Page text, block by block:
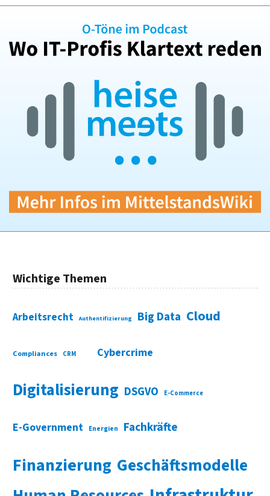
Wichtige Themen
Arbeitsrecht Authentifizierung Big Data Cloud
Compliances CRM Cybercrime
Digitalisierung DSGVO E-Commerce
E-Government Energien Fachkräfte
Finanzierung Geschäftsmodelle